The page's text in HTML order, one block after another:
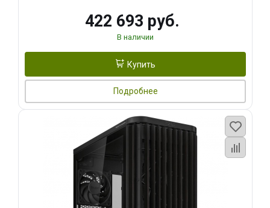
422 693 руб.
В наличии
Купить
Подробнее